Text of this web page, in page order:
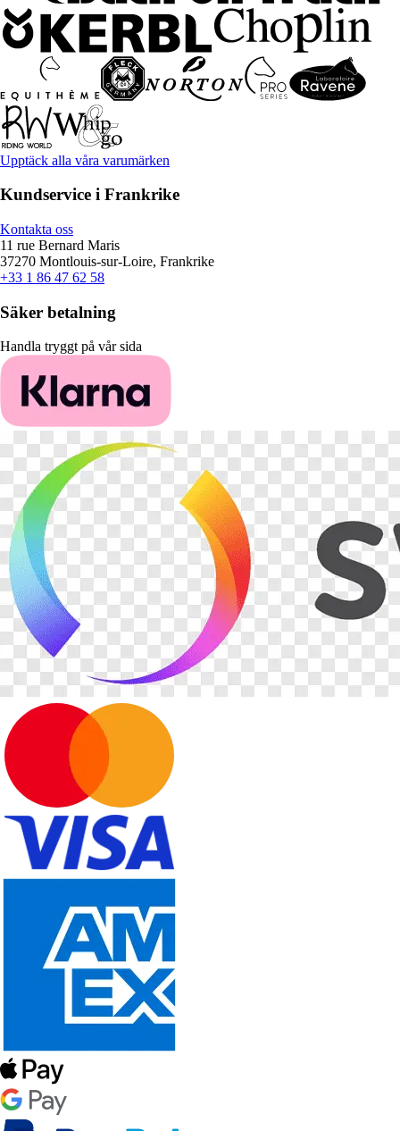
Upptäck alla våra varumärken
Kundservice i Frankrike
Kontakta oss
11 rue Bernard Maris
37270 Montlouis-sur-Loire, Frankrike
+33 1 86 47 62 58
Säker betalning
Handla tryggt på vår sida